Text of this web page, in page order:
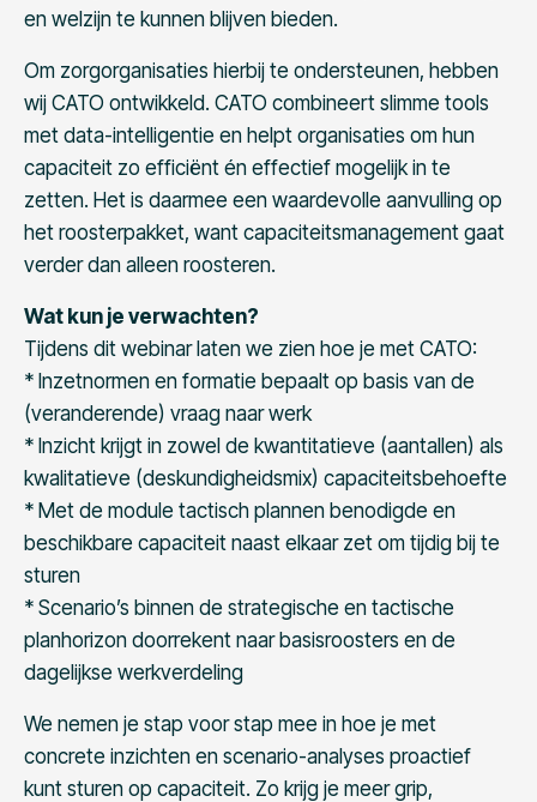
en welzijn te kunnen blijven bieden.
Om zorgorganisaties hierbij te ondersteunen, hebben
wij CATO ontwikkeld. CATO combineert slimme tools
met data-intelligentie en helpt organisaties om hun
capaciteit zo efficiënt én effectief mogelijk in te
zetten. Het is daarmee een waardevolle aanvulling op
het roosterpakket, want capaciteitsmanagement gaat
verder dan alleen roosteren.
Wat kun je verwachten?
Tijdens dit webinar laten we zien hoe je met CATO:
* Inzetnormen en formatie bepaalt op basis van de
(veranderende) vraag naar werk
* Inzicht krijgt in zowel de kwantitatieve (aantallen) als
kwalitatieve (deskundigheidsmix) capaciteitsbehoefte
* Met de module tactisch plannen benodigde en
beschikbare capaciteit naast elkaar zet om tijdig bij te
sturen
* Scenario’s binnen de strategische en tactische
planhorizon doorrekent naar basisroosters en de
dagelijkse werkverdeling
We nemen je stap voor stap mee in hoe je met
concrete inzichten en scenario-analyses proactief
kunt sturen op capaciteit. Zo krijg je meer grip,